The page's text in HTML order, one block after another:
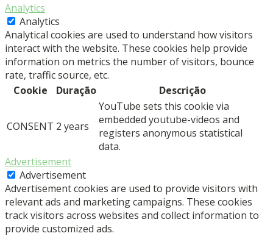
Analytics
Analytics
Analytical cookies are used to understand how visitors
interact with the website. These cookies help provide
information on metrics the number of visitors, bounce
rate, traffic source, etc.
Cookie
Duração Descrição
CONSENT 2 years
YouTube sets this cookie via
embedded youtube-videos and
registers anonymous statistical
data.
Advertisement
Advertisement
Advertisement cookies are used to provide visitors with
relevant ads and marketing campaigns. These cookies
track visitors across websites and collect information to
provide customized ads.